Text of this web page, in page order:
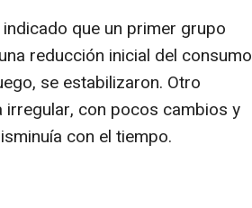
que un primer grupo
reducción inicial del consumo
se estabilizaron. Otro
con pocos cambios y
con el tiempo.